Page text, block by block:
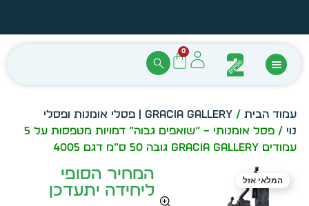
0
עמוד הבית /
GRACIA GALLERY | פסלי אומנות ופסלי
נוי
/ פסל אומנותי – “שואפים גבוה” דמויות מטפסות על 5
עמודים GRACIA GALLERY גובה 50 ס”מ דגם 4005
המחיר הסופי
ליחידה יתעדכן
המלאי אזל